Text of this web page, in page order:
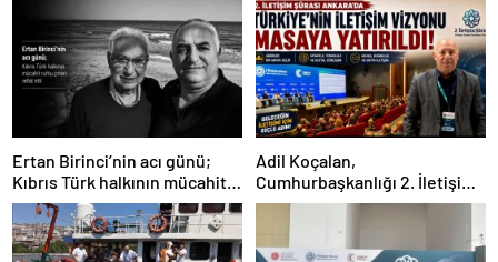
BENİM İKİNCİ EVİM”
Ertan Birinci’nin acı günü;
Kıbrıs Türk halkının mücahit
ruhlu çınarı vefat etti
Adil Koçalan,
Cumhurbaşkanlığı 2. İletişim
Şûrası’na Katıldı